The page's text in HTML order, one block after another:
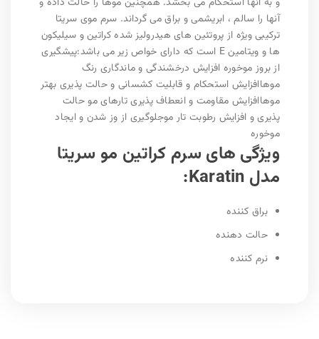
آنها را سالم ، ابریشمی و براق می گرداند. سرم موی سریتا
ترکیبی ویژه از پروتئین های هیدرولیز شده کراتین و سیلیکون
ها و ویتامین E است که دارای خواص زیر می باشد:پیشگیری
از بروز موخوره افزایش درخشندگی و ماندگاری رنگ
موهاافزایش استحکام و قابلیت کشسانی و حالت پذیری بهتر
موهاافزایش مقاومت و انعطاف پذیری تارهای مو حالت
پذیری و افزایش رطوبت تار موجلوگیری از وز شدن و ایجاد
موخوره
ویژگی های سرم کراتین مو سریتا
مدل Karatin:
براق کننده
حالت دهنده
نرم کننده